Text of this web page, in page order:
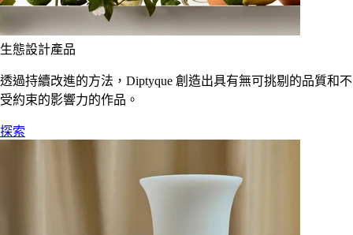
生態設計產品
透過持續改進的方法，Diptyque 創造出具有無可挑剔的品質和不
受約束的影響力的作品。
探索